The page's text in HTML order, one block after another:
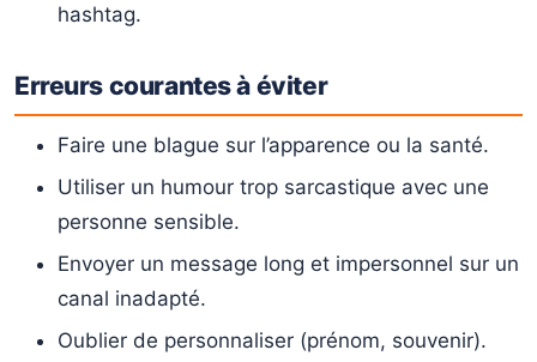
hashtag.
Erreurs courantes à éviter
Faire une blague sur l’apparence ou la santé.
Utiliser un humour trop sarcastique avec une
personne sensible.
Envoyer un message long et impersonnel sur un
canal inadapté.
Oublier de personnaliser (prénom, souvenir).